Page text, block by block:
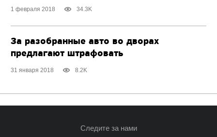
1 февраля 2018 34.3K
За разобранные авто во дворах
предлагают штрафовать
31 января 2018 8.2K
Следите за нами